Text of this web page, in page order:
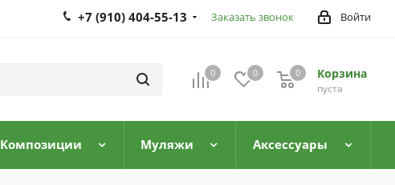
Войти
+7 (910) 404-55-13 Заказать звонок
0 0 Корзина
0
пуста
0
Композиции Муляжи Аксессуары